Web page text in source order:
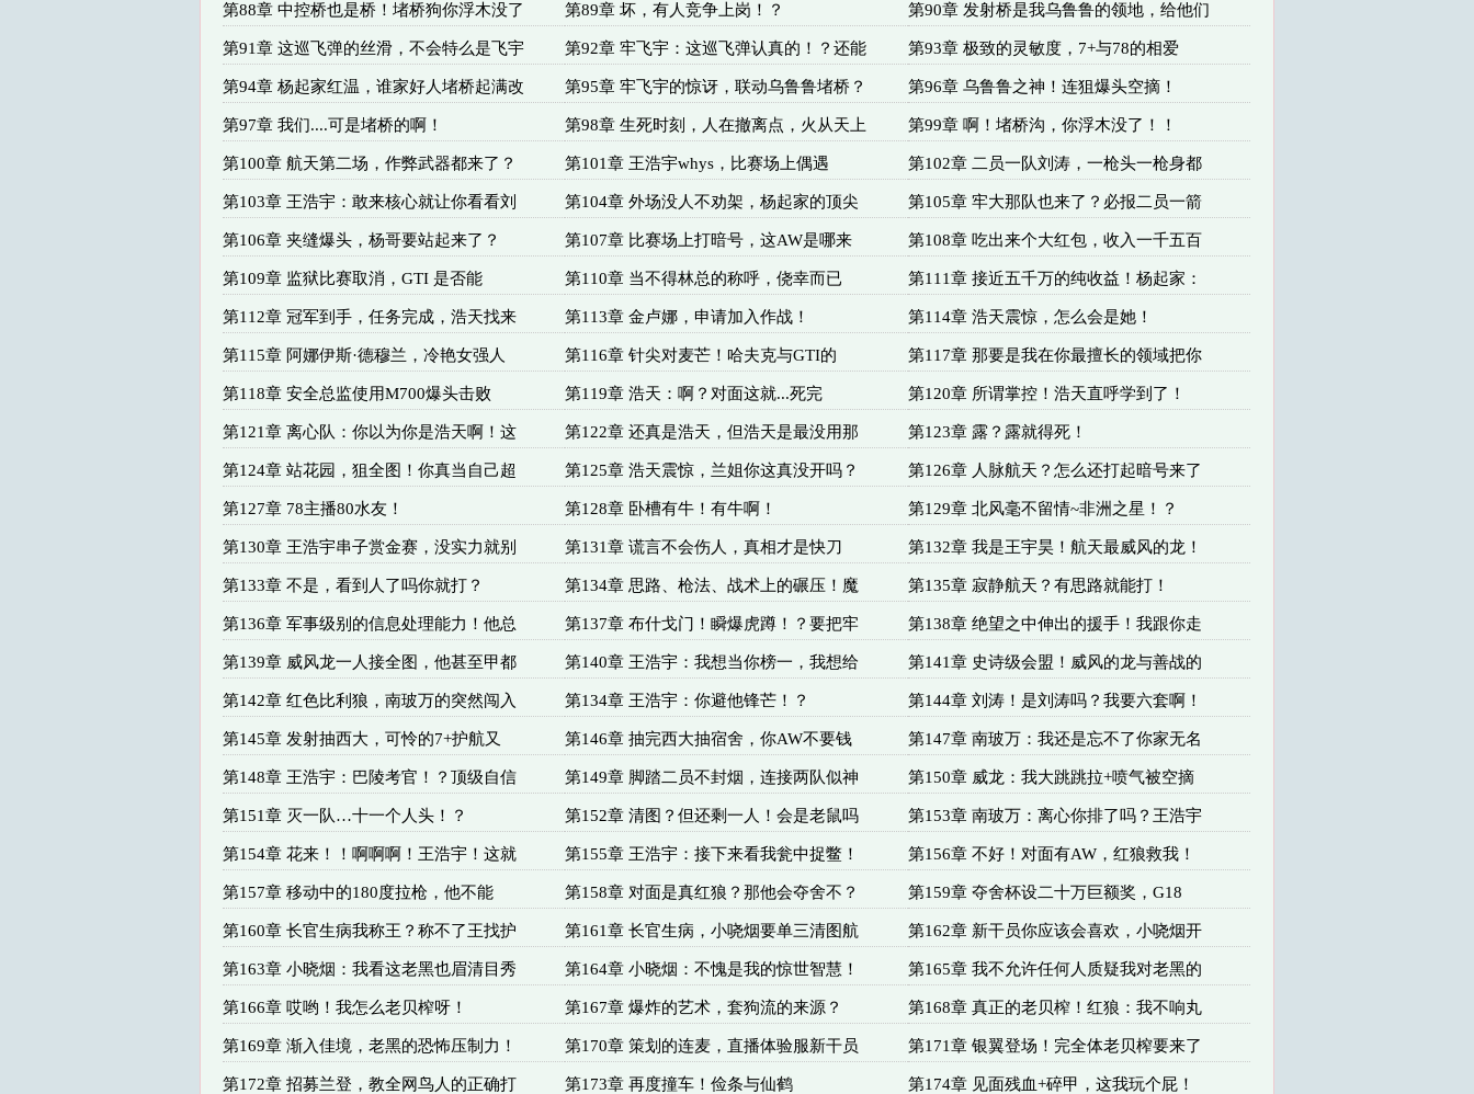
第88章 中控桥也是桥！堵桥狗你浮木没了 第89章 坏，有人竞争上岗！？ 第90章 发射桥是我乌鲁鲁的领地，给他们
第91章 这巡飞弹的丝滑，不会特么是飞宇 第92章 牢飞宇：这巡飞弹认真的！？还能 第93章 极致的灵敏度，7+与78的相爱
第94章 杨起家红温，谁家好人堵桥起满改 第95章 牢飞宇的惊讶，联动乌鲁鲁堵桥？ 第96章 乌鲁鲁之神！连狙爆头空摘！
第97章 我们....可是堵桥的啊！ 第98章 生死时刻，人在撤离点，火从天上 第99章 啊！堵桥沟，你浮木没了！！
第100章 航天第二场，作弊武器都来了？ 第101章 王浩宇whys，比赛场上偶遇 第102章 二员一队刘涛，一枪头一枪身都
第103章 王浩宇：敢来核心就让你看看刘 第104章 外场没人不劝架，杨起家的顶尖 第105章 牢大那队也来了？必报二员一箭
第106章 夹缝爆头，杨哥要站起来了？ 第107章 比赛场上打暗号，这AW是哪来 第108章 吃出来个大红包，收入一千五百
第109章 监狱比赛取消，GTI 是否能 第110章 当不得林总的称呼，侥幸而已 第111章 接近五千万的纯收益！杨起家：
第112章 冠军到手，任务完成，浩天找来 第113章 金卢娜，申请加入作战！ 第114章 浩天震惊，怎么会是她！
第115章 阿娜伊斯·德穆兰，冷艳女强人 第116章 针尖对麦芒！哈夫克与GTI的 第117章 那要是我在你最擅长的领域把你
第118章 安全总监使用M700爆头击败 第119章 浩天：啊？对面这就...死完 第120章 所谓掌控！浩天直呼学到了！
第121章 离心队：你以为你是浩天啊！这 第122章 还真是浩天，但浩天是最没用那 第123章 露？露就得死！
第124章 站花园，狙全图！你真当自己超 第125章 浩天震惊，兰姐你这真没开吗？ 第126章 人脉航天？怎么还打起暗号来了
第127章 78主播80水友！ 第128章 卧槽有牛！有牛啊！ 第129章 北风毫不留情~非洲之星！？
第130章 王浩宇串子赏金赛，没实力就别 第131章 谎言不会伤人，真相才是快刀 第132章 我是王宇昊！航天最威风的龙！
第133章 不是，看到人了吗你就打？ 第134章 思路、枪法、战术上的碾压！魔 第135章 寂静航天？有思路就能打！
第136章 军事级别的信息处理能力！他总 第137章 布什戈门！瞬爆虎蹲！？要把牢 第138章 绝望之中伸出的援手！我跟你走
第139章 威风龙一人接全图，他甚至甲都 第140章 王浩宇：我想当你榜一，我想给 第141章 史诗级会盟！威风的龙与善战的
第142章 红色比利狼，南玻万的突然闯入 第134章 王浩宇：你避他锋芒！？ 第144章 刘涛！是刘涛吗？我要六套啊！
第145章 发射抽西大，可怜的7+护航又 第146章 抽完西大抽宿舍，你AW不要钱 第147章 南玻万：我还是忘不了你家无名
第148章 王浩宇：巴陵考官！？顶级自信 第149章 脚踏二员不封烟，连接两队似神 第150章 威龙：我大跳跳拉+喷气被空摘
第151章 灭一队…十一个人头！？ 第152章 清图？但还剩一人！会是老鼠吗 第153章 南玻万：离心你排了吗？王浩宇
第154章 花来！！啊啊啊！王浩宇！这就 第155章 王浩宇：接下来看我瓮中捉鳖！ 第156章 不好！对面有AW，红狼救我！
第157章 移动中的180度拉枪，他不能 第158章 对面是真红狼？那他会夺舍不？ 第159章 夺舍杯设二十万巨额奖，G18
第160章 长官生病我称王？称不了王找护 第161章 长官生病，小哓烟要单三清图航 第162章 新干员你应该会喜欢，小哓烟开
第163章 小晓烟：我看这老黑也眉清目秀 第164章 小晓烟：不愧是我的惊世智慧！ 第165章 我不允许任何人质疑我对老黑的
第166章 哎哟！我怎么老贝榨呀！ 第167章 爆炸的艺术，套狗流的来源？ 第168章 真正的老贝榨！红狼：我不响丸
第169章 渐入佳境，老黑的恐怖压制力！ 第170章 策划的连麦，直播体验服新干员 第171章 银翼登场！完全体老贝榨要来了
第172章 招募兰登，教全网鸟人的正确打 第173章 再度撞车！俭条与仙鹤 第174章 见面残血+碎甲，这我玩个屁！